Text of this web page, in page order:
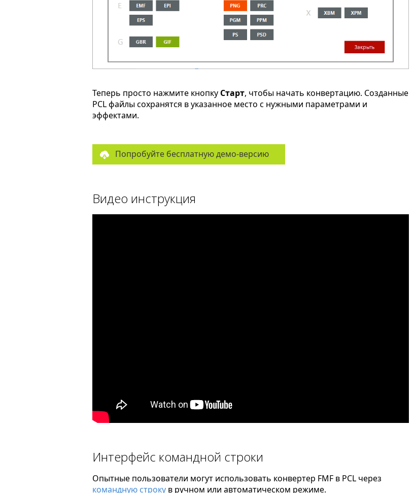
Теперь просто нажмите кнопку Старт, чтобы начать конвертацию. Созданные
PCL файлы сохранятся в указанное место с нужными параметрами и
эффектами.
Попробуйте бесплатную демо-версию
Видео инструкция
Интерфейс командной строки
Опытные пользователи могут использовать конвертер FMF в PCL через
командную строкув ручном или автоматическом режиме.